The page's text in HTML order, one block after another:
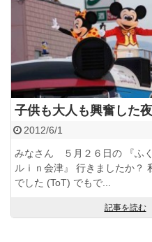
子供も大人も興奮した
2012/6/1
みなさん ５月２６日の 『ふ
ルｉｎ会津』 行きましたか？
でした (ToT) でもで...
記事を読む